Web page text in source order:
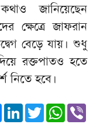
কথাও জানিয়েছেন
ক্ষেত্রে জাফরান
বেড়ে যায়। শুধু
রক্তপাতও হতে
নিতে হবে।
Messenger
LinkedIn
Twitter